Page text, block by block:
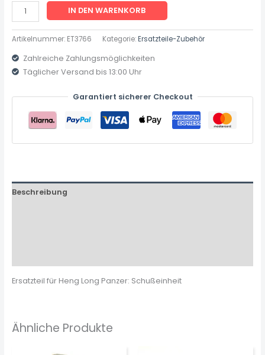
IN DEN WARENKORB
Artikelnummer: ET3766 Kategorie:Ersatzteile-Zubehör
Zahlreiche Zahlungsmöglichkeiten
Täglicher Versand bis 13:00 Uhr
Garantiert sicherer Checkout
Beschreibung
Ersatzteil für Heng Long Panzer: Schußeinheit
Ähnliche Produkte